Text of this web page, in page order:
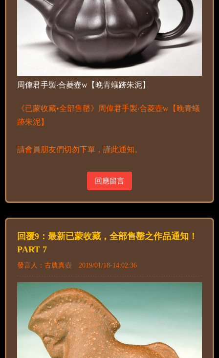
周偉君手製‧合菱壺w【晚青蟻跡朱泥】
《已蒙收藏•全部售罄》周偉君手製‧合菱壺w【晚青蟻
跡朱泥】
請會員朋友們切勿下單，謹此通知。
回應留言
回覆9：最新已蒙收藏，全部售罄之作品通知！
PART 7
發言人：古農真壺 2019/01/18-14:02:36